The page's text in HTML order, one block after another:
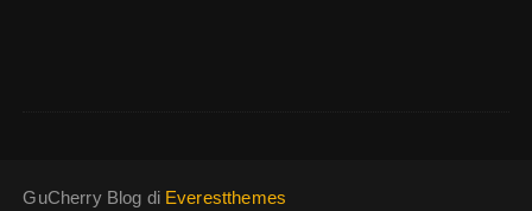
GuCherry Blog di Everestthemes